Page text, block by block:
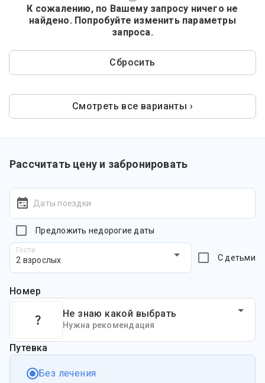
К сожалению, по Вашему запросу ничего не
найдено. Попробуйте изменить параметры
запроса.
Сбросить
Смотреть все варианты ›
Рассчитать цену и забронировать
Даты поездки
Предложить недорогие даты
Гости
2 взрослых С детьми
Номер
Не знаю какой выбрать
Нужна рекомендация
Путевка
Без лечения